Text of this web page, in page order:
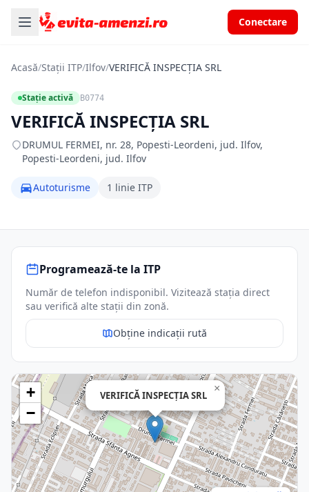
Conectare
Acasă/Stații ITP/Ilfov/VERIFICĂ INSPECŢIA SRL
Stație activă B0774
VERIFICĂ INSPECŢIA SRL
DRUMUL FERMEI, nr. 28, Popesti-Leordeni, jud. Ilfov,
Popesti-Leordeni, jud. Ilfov
Autoturisme 1 linie ITP
Programează-te la ITP
Număr de telefon indisponibil. Vizitează stația direct
sau verifică alte stații din zonă.
Obține indicații rută
VERIFICĂ INSPECŢIA SRL
×
+
−